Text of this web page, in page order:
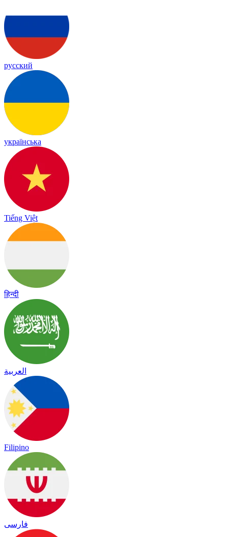
русский
українська
Tiếng Việt
हिन्दी
العربية
Filipino
فارسی